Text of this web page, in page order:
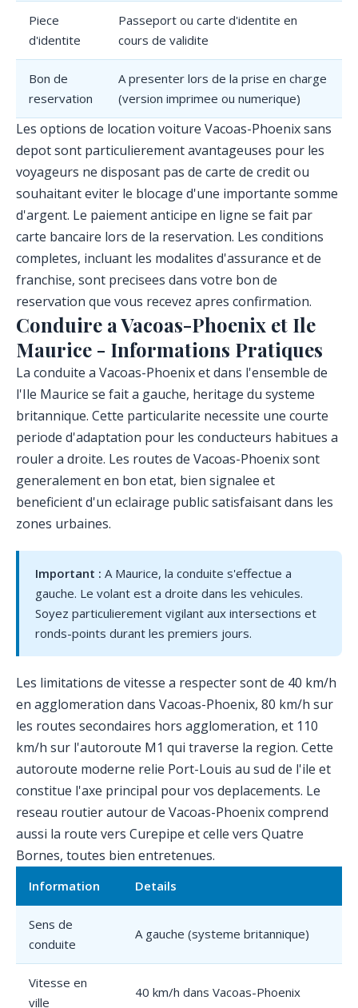
Piece
d'identite
Passeport ou carte d'identite en
cours de validite
Bon de
reservation
A presenter lors de la prise en charge
(version imprimee ou numerique)
Les options de location voiture Vacoas-Phoenix sans
depot sont particulierement avantageuses pour les
voyageurs ne disposant pas de carte de credit ou
souhaitant eviter le blocage d'une importante somme
d'argent. Le paiement anticipe en ligne se fait par
carte bancaire lors de la reservation. Les conditions
completes, incluant les modalites d'assurance et de
franchise, sont precisees dans votre bon de
reservation que vous recevez apres confirmation.
Conduire a Vacoas-Phoenix et Ile
Maurice - Informations Pratiques
La conduite a Vacoas-Phoenix et dans l'ensemble de
l'Ile Maurice se fait a gauche, heritage du systeme
britannique. Cette particularite necessite une courte
periode d'adaptation pour les conducteurs habitues a
rouler a droite. Les routes de Vacoas-Phoenix sont
generalement en bon etat, bien signalee et
beneficient d'un eclairage public satisfaisant dans les
zones urbaines.
Important : A Maurice, la conduite s'effectue a
gauche. Le volant est a droite dans les vehicules.
Soyez particulierement vigilant aux intersections et
ronds-points durant les premiers jours.
Les limitations de vitesse a respecter sont de 40 km/h
en agglomeration dans Vacoas-Phoenix, 80 km/h sur
les routes secondaires hors agglomeration, et 110
km/h sur l'autoroute M1 qui traverse la region. Cette
autoroute moderne relie Port-Louis au sud de l'ile et
constitue l'axe principal pour vos deplacements. Le
reseau routier autour de Vacoas-Phoenix comprend
aussi la route vers Curepipe et celle vers Quatre
Bornes, toutes bien entretenues.
Information Details
Sens de
conduite
A gauche (systeme britannique)
Vitesse en
ville
40 km/h dans Vacoas-Phoenix